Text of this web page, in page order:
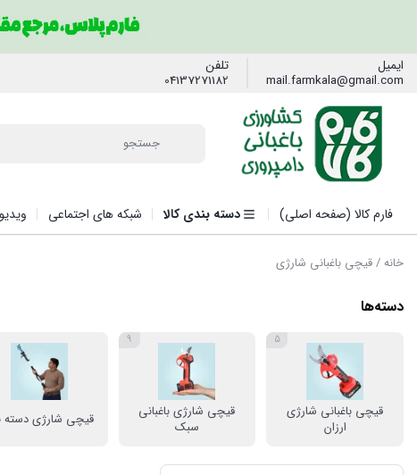
ایمیل
mail.farmkala@gmail.com
تلفن
04137271182
فارم کالا (صفحه اصلی) دسته بندی کالا شبکه های اجتماعی
خانه/ قیچی باغبانی شارژی
دسته‌ها
قیچی باغبانی شارژی
ارزان
5
قیچی شارژی باغبانی
سبک
9
قیچی شارژی دسته